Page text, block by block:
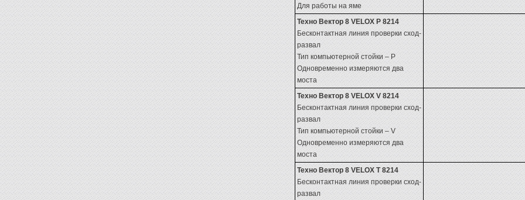
Для работы на яме
Техно Вектор 8 VELOX P 8214
Бесконтактная линия проверки сход-
развал
Тип компьютерной стойки – P
Одновременно измеряются два
моста
Техно Вектор 8 VELOX V 8214
Бесконтактная линия проверки сход-
развал
Тип компьютерной стойки – V
Одновременно измеряются два
моста
Техно Вектор 8 VELOX T 8214
Бесконтактная линия проверки сход-
развал